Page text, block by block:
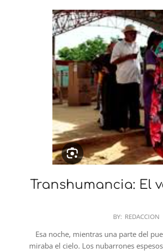
Transhumancia: El
28
BY: REDACCION
Esa noche, mientras una parte del
miraba el cielo. Los nubarrones